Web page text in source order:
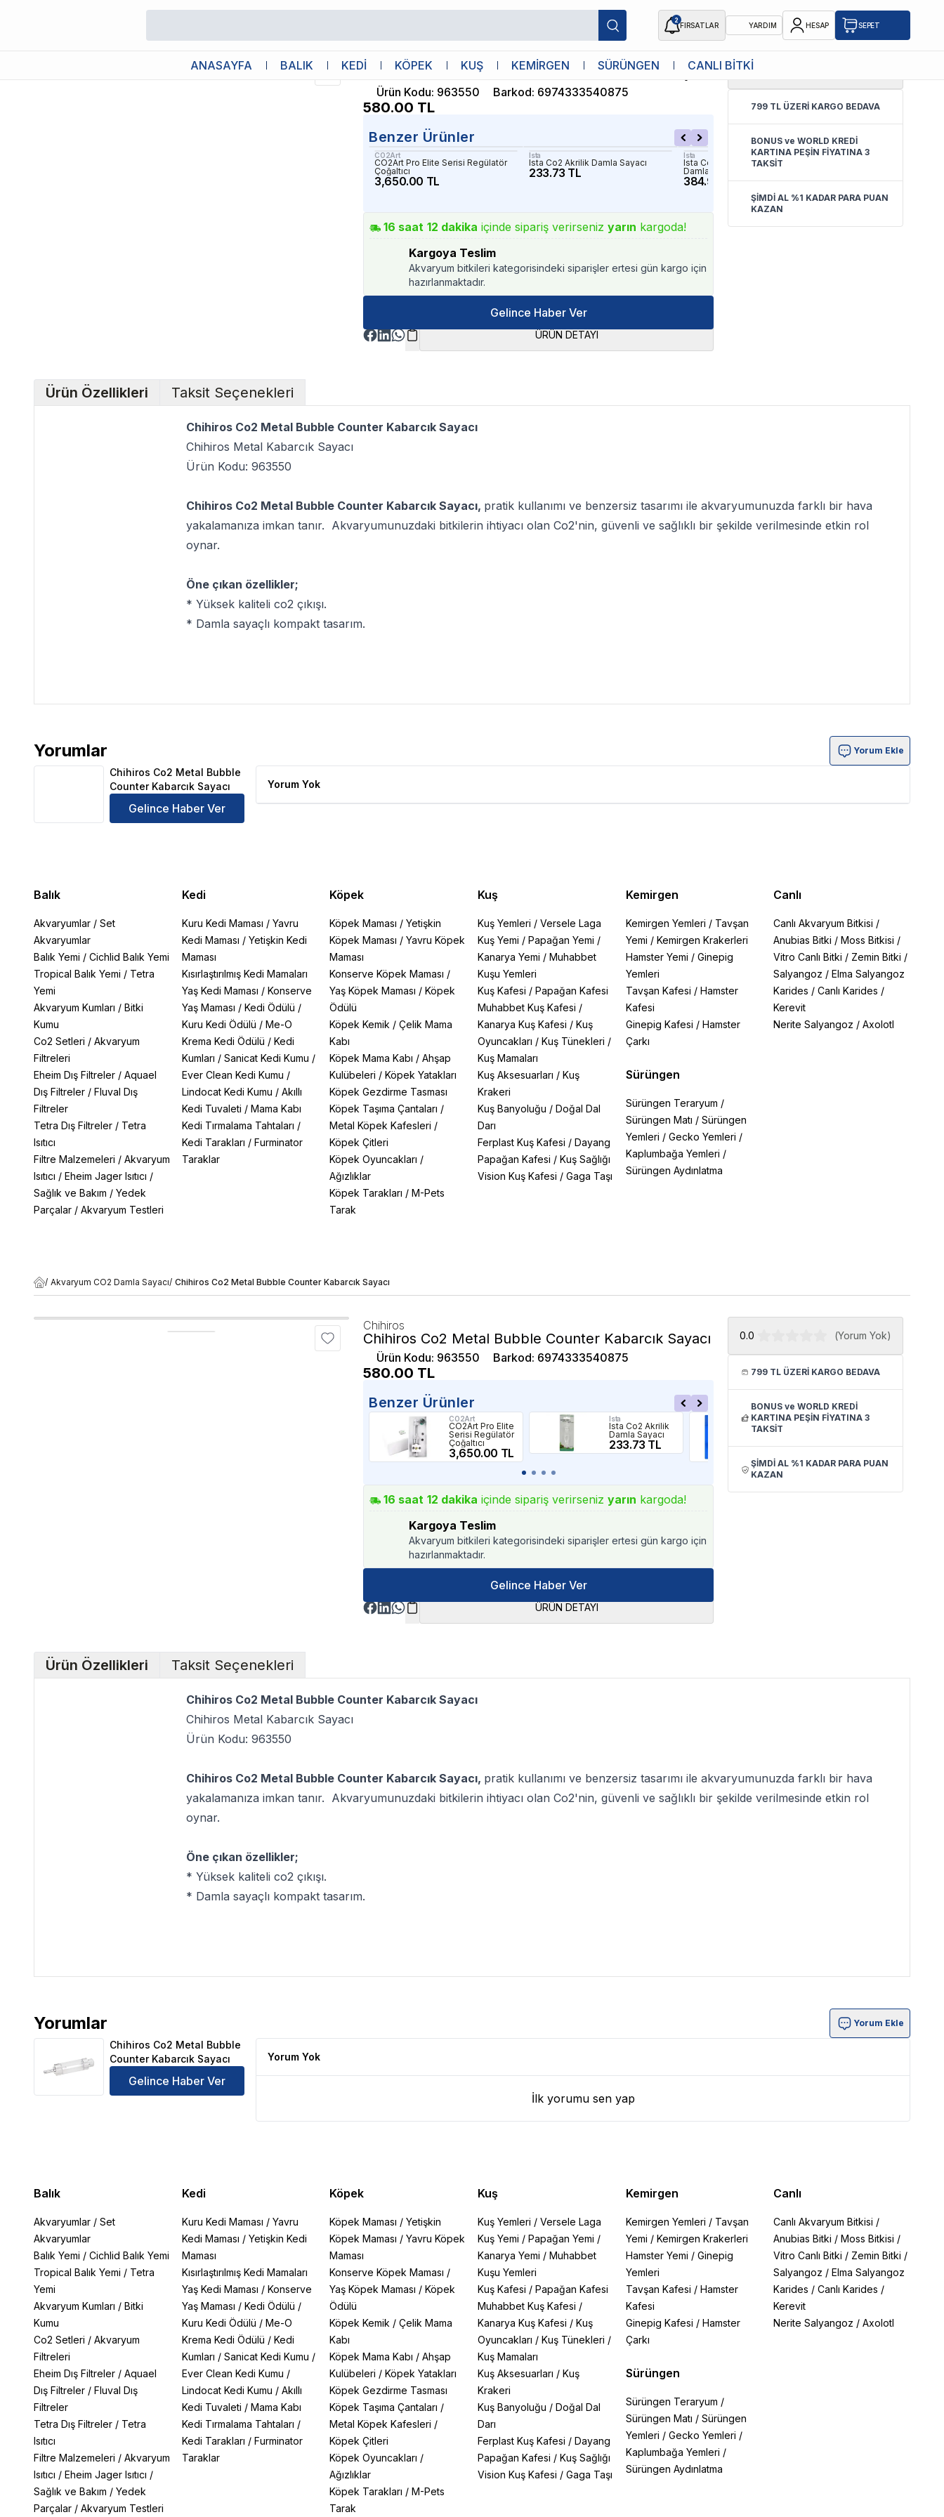
2
FIRSATLAR YARDIM HESAP SEPET
ANASAYFA BALIK KEDİ KÖPEK KUŞ KEMİRGEN SÜRÜNGEN CANLI BİTKİ
Chihiros
Chihiros Co2 Metal Bubble Counter Kabarcık Sayacı
Ürün Kodu: 963550 Barkod: 6974333540875
580.00 TL
Benzer Ürünler
CO2Art
CO2Art Pro Elite Serisi Regülatör
Çoğaltıcı
3,650.00 TL
Ista
Ista Co2 Akrilik Damla Sayacı
233.73 TL
Ista
Ista Co2 Akış Kontrol Ünitesi ve
Damla Sayacı
384.90 TL
Creaqua
16 saat 12 dakika içinde sipariş verirseniz yarın kargoda!
Kargoya Teslim
Akvaryum bitkileri kategorisindeki siparişler ertesi gün kargo için
hazırlanmaktadır.
Gelince Haber Ver
ÜRÜN DETAYI
0.0
799 TL ÜZERİ KARGO BEDAVA
BONUS ve WORLD KREDİ
KARTINA PEŞİN FİYATINA 3
TAKSİT
ŞİMDİ AL %1 KADAR PARA PUAN
KAZAN
Ürün Özellikleri Taksit Seçenekleri
Chihiros Co2 Metal Bubble Counter Kabarcık Sayacı
Chihiros Metal Kabarcık Sayacı
Ürün Kodu: 963550
Chihiros Co2 Metal Bubble Counter Kabarcık Sayacı, pratik kullanımı ve benzersiz tasarımı ile akvaryumunuzda farklı bir hava
yakalamanıza imkan tanır. Akvaryumunuzdaki bitkilerin ihtiyacı olan Co2'nin, güvenli ve sağlıklı bir şekilde verilmesinde etkin rol
oynar.
Öne çıkan özellikler;
* Yüksek kaliteli co2 çıkışı.
* Damla sayaçlı kompakt tasarım.
Yorumlar
Chihiros Co2 Metal Bubble Counter Kabarcık Sayacı Ürün Yorumları
Yorum Ekle
Chihiros Co2 Metal Bubble
Counter Kabarcık Sayacı
Gelince Haber Ver
Yorum Yok
Balık
Akvaryumlar / Set
Akvaryumlar
Balık Yemi / Cichlid Balık Yemi
Tropical Balık Yemi / Tetra
Yemi
Akvaryum Kumları / Bitki
Kumu
Co2 Setleri / Akvaryum
Filtreleri
Eheim Dış Filtreler / Aquael
Dış Filtreler / Fluval Dış
Filtreler
Tetra Dış Filtreler / Tetra
Isıtıcı
Filtre Malzemeleri / Akvaryum
Isıtıcı / Eheim Jager Isıtıcı /
Sağlık ve Bakım / Yedek
Parçalar / Akvaryum Testleri
Kedi
Kuru Kedi Maması / Yavru
Kedi Maması / Yetişkin Kedi
Maması
Kısırlaştırılmış Kedi Mamaları
Yaş Kedi Maması / Konserve
Yaş Maması / Kedi Ödülü /
Kuru Kedi Ödülü / Me-O
Krema Kedi Ödülü / Kedi
Kumları / Sanicat Kedi Kumu /
Ever Clean Kedi Kumu /
Lindocat Kedi Kumu / Akıllı
Kedi Tuvaleti / Mama Kabı
Kedi Tırmalama Tahtaları /
Kedi Tarakları / Furminator
Taraklar
Köpek
Köpek Maması /Yetişkin
Köpek Maması /Yavru Köpek
Maması
Konserve Köpek Maması /
Yaş Köpek Maması /Köpek
Ödülü
Köpek Kemik /Çelik Mama
Kabı
Köpek Mama Kabı /Ahşap
Kulübeleri /Köpek Yatakları
Köpek Gezdirme Tasması
Köpek Taşıma Çantaları /
Metal Köpek Kafesleri /
Köpek Çitleri
Köpek Oyuncakları /
Ağızlıklar
Köpek Tarakları /M-Pets
Tarak
Kuş
Kuş Yemleri / Versele Laga
Kuş Yemi / Papağan Yemi /
Kanarya Yemi / Muhabbet
Kuşu Yemleri
Kuş Kafesi / Papağan Kafesi
Muhabbet Kuş Kafesi /
Kanarya Kuş Kafesi / Kuş
Oyuncakları / Kuş Tünekleri /
Kuş Mamaları
Kuş Aksesuarları / Kuş
Krakeri
Kuş Banyoluğu / Doğal Dal
Darı
Ferplast Kuş Kafesi / Dayang
Papağan Kafesi / Kuş Sağlığı
Vision Kuş Kafesi / Gaga Taşı
Kemirgen
Kemirgen Yemleri / Tavşan
Yemi / Kemirgen Krakerleri
Hamster Yemi / Ginepig
Yemleri
Tavşan Kafesi / Hamster
Kafesi
Ginepig Kafesi / Hamster
Çarkı
Sürüngen
Sürüngen Teraryum /
Sürüngen Matı / Sürüngen
Yemleri / Gecko Yemleri /
Kaplumbağa Yemleri /
Sürüngen Aydınlatma
Canlı
Canlı Akvaryum Bitkisi /
Anubias Bitki /Moss Bitkisi /
Vitro Canlı Bitki / Zemin Bitki /
Salyangoz /Elma Salyangoz
Karides /Canlı Karides /
Kerevit
Nerite Salyangoz /Axolotl
/ Akvaryum CO2 Damla Sayacı/ Chihiros Co2 Metal Bubble Counter Kabarcık Sayacı
Chihiros
Chihiros Co2 Metal Bubble Counter Kabarcık Sayacı
Ürün Kodu: 963550 Barkod: 6974333540875
580.00 TL
Benzer Ürünler
CO2Art
CO2Art Pro Elite
Serisi Regülatör
Çoğaltıcı
3,650.00 TL
Ista
Ista Co2 Akrilik
Damla Sayacı
233.73 TL
Ista
Ista Co2 Akış
Kontrol Ünitesi
16 saat 12 dakika içinde sipariş verirseniz yarın kargoda!
Kargoya Teslim
Akvaryum bitkileri kategorisindeki siparişler ertesi gün kargo için
hazırlanmaktadır.
Gelince Haber Ver
ÜRÜN DETAYI
0.0 (Yorum Yok)
799 TL ÜZERİ KARGO BEDAVA
BONUS ve WORLD KREDİ
KARTINA PEŞİN FİYATINA 3
TAKSİT
ŞİMDİ AL %1 KADAR PARA PUAN
KAZAN
Ürün Özellikleri Taksit Seçenekleri
Chihiros Co2 Metal Bubble Counter Kabarcık Sayacı
Chihiros Metal Kabarcık Sayacı
Ürün Kodu: 963550
Chihiros Co2 Metal Bubble Counter Kabarcık Sayacı, pratik kullanımı ve benzersiz tasarımı ile akvaryumunuzda farklı bir hava
yakalamanıza imkan tanır. Akvaryumunuzdaki bitkilerin ihtiyacı olan Co2'nin, güvenli ve sağlıklı bir şekilde verilmesinde etkin rol
oynar.
Öne çıkan özellikler;
* Yüksek kaliteli co2 çıkışı.
* Damla sayaçlı kompakt tasarım.
Yorumlar
Chihiros Co2 Metal Bubble Counter Kabarcık Sayacı Ürün Yorumları
Yorum Ekle
Chihiros Co2 Metal Bubble
Counter Kabarcık Sayacı
Gelince Haber Ver
Yorum Yok
İlk yorumu sen yap
Balık
Akvaryumlar / Set
Akvaryumlar
Balık Yemi / Cichlid Balık Yemi
Tropical Balık Yemi / Tetra
Yemi
Akvaryum Kumları / Bitki
Kumu
Co2 Setleri / Akvaryum
Filtreleri
Eheim Dış Filtreler / Aquael
Dış Filtreler / Fluval Dış
Filtreler
Tetra Dış Filtreler / Tetra
Isıtıcı
Filtre Malzemeleri / Akvaryum
Isıtıcı / Eheim Jager Isıtıcı /
Sağlık ve Bakım / Yedek
Parçalar / Akvaryum Testleri
Kedi
Kuru Kedi Maması / Yavru
Kedi Maması / Yetişkin Kedi
Maması
Kısırlaştırılmış Kedi Mamaları
Yaş Kedi Maması / Konserve
Yaş Maması / Kedi Ödülü /
Kuru Kedi Ödülü / Me-O
Krema Kedi Ödülü / Kedi
Kumları / Sanicat Kedi Kumu /
Ever Clean Kedi Kumu /
Lindocat Kedi Kumu / Akıllı
Kedi Tuvaleti / Mama Kabı
Kedi Tırmalama Tahtaları /
Kedi Tarakları / Furminator
Taraklar
Köpek
Köpek Maması /Yetişkin
Köpek Maması /Yavru Köpek
Maması
Konserve Köpek Maması /
Yaş Köpek Maması /Köpek
Ödülü
Köpek Kemik /Çelik Mama
Kabı
Köpek Mama Kabı /Ahşap
Kulübeleri /Köpek Yatakları
Köpek Gezdirme Tasması
Köpek Taşıma Çantaları /
Metal Köpek Kafesleri /
Köpek Çitleri
Köpek Oyuncakları /
Ağızlıklar
Köpek Tarakları /M-Pets
Tarak
Kuş
Kuş Yemleri / Versele Laga
Kuş Yemi / Papağan Yemi /
Kanarya Yemi / Muhabbet
Kuşu Yemleri
Kuş Kafesi / Papağan Kafesi
Muhabbet Kuş Kafesi /
Kanarya Kuş Kafesi / Kuş
Oyuncakları / Kuş Tünekleri /
Kuş Mamaları
Kuş Aksesuarları / Kuş
Krakeri
Kuş Banyoluğu / Doğal Dal
Darı
Ferplast Kuş Kafesi / Dayang
Papağan Kafesi / Kuş Sağlığı
Vision Kuş Kafesi / Gaga Taşı
Kemirgen
Kemirgen Yemleri / Tavşan
Yemi / Kemirgen Krakerleri
Hamster Yemi / Ginepig
Yemleri
Tavşan Kafesi / Hamster
Kafesi
Ginepig Kafesi / Hamster
Çarkı
Sürüngen
Sürüngen Teraryum /
Sürüngen Matı / Sürüngen
Yemleri / Gecko Yemleri /
Kaplumbağa Yemleri /
Sürüngen Aydınlatma
Canlı
Canlı Akvaryum Bitkisi /
Anubias Bitki /Moss Bitkisi /
Vitro Canlı Bitki / Zemin Bitki /
Salyangoz /Elma Salyangoz
Karides /Canlı Karides /
Kerevit
Nerite Salyangoz /Axolotl